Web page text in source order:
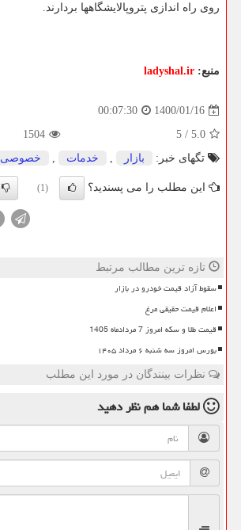
روی راه اندازی پتروپالایشگاهها بردارند.
منبع: ladyshal.ir
1400/01/16
00:07:30
5.0
/
5
1504
تگهای خبر:
بازار , خدمات , خصوصی
این مطلب را می پسندید؟ (1)
تازه ترین مطالب مرتبط
سقوط آزاد قیمت خودرو در بازار
اعلام قیمت حقیقی مرغ
قیمت طلا و سکه امروز 7 مردادماه 1405
بورس امروز سه شنبه ۶ مرداد ۱۴۰۵
نظرات بینندگان در مورد این مطلب
لطفا شما همنظر دهید